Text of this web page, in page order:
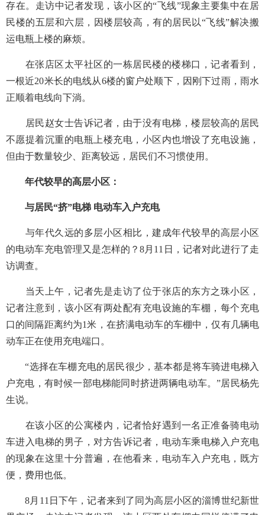
存在。走访中记者发现，该小区的“飞线”现象主要集中在居
民楼的五层和六层，因楼层较高，有的居民以“飞线”解决搬
运电瓶上楼的麻烦。
在张店区太平社区的一栋居民楼的楼梯口，记者看到，
一根近20米长的电线从6楼的窗户处顺下，因刚下过雨，雨水
正顺着电线向下淌。
居民赵女士告诉记者，由于没有电梯，楼层较高的居民
不愿提着沉重的电瓶上楼充电，小区内也增设了充电设施，
但由于数量较少、距离较远，居民们不习惯使用。
年代较早的高层小区：
与居民“挤”电梯 电动车入户充电
与年代久远的多层小区相比，建成年代较早的高层小区
的电动车充电管理又是怎样的？8月11日，记者对此进行了走
访调查。
当天上午，记者先是走访了位于张店的东方之珠小区，
记者注意到，该小区有两处配有充电设施的车棚，每个充电
口的间隔距离约为1米，在挤满电动车的车棚中，仅有几辆电
动车正在使用充电端口。
“选择在车棚充电的居民很少，基本都是将车骑进电梯入
户充电，有时候一部电梯能同时挤进两辆电动车。”居民杨先
生说。
在该小区的公寓楼内，记者恰好遇到一名正准备骑电动
车进入电梯的男子，对方告诉记者，电动车乘电梯入户充电
的现象在这里十分普遍，在他看来，电动车入户充电，既方
便，费用也低。
8月11日下午，记者来到了同为高层小区的淄博世纪新世